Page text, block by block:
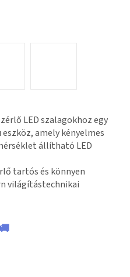
LED szalagokhoz egy
amely kényelmes
állítható LED
tartós és könnyen
világítástechnikai